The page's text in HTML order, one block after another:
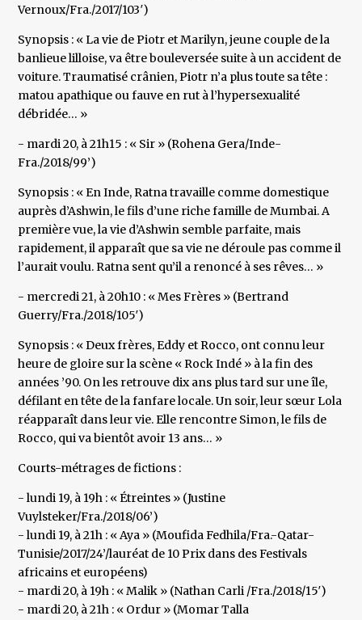
Vernoux/Fra./2017/103′)
Synopsis : « La vie de Piotr et Marilyn, jeune couple de la
banlieue lilloise, va être bouleversée suite à un accident de
voiture. Traumatisé crânien, Piotr n’a plus toute sa tête :
matou apathique ou fauve en rut à l’hypersexualité
débridée… »
- mardi 20, à 21h15 : « Sir » (Rohena Gera/Inde-
Fra./2018/99’)
Synopsis : « En Inde, Ratna travaille comme domestique
auprès d’Ashwin, le fils d’une riche famille de Mumbai. A
première vue, la vie d’Ashwin semble parfaite, mais
rapidement, il apparaît que sa vie ne déroule pas comme il
l’aurait voulu. Ratna sent qu’il a renoncé à ses rêves… »
- mercredi 21, à 20h10 : « Mes Frères » (Bertrand
Guerry/Fra./2018/105′)
Synopsis : « Deux frères, Eddy et Rocco, ont connu leur
heure de gloire sur la scène « Rock Indé » à la fin des
années ’90. On les retrouve dix ans plus tard sur une île,
défilant en tête de la fanfare locale. Un soir, leur sœur Lola
réapparaît dans leur vie. Elle rencontre Simon, le fils de
Rocco, qui va bientôt avoir 13 ans… »
Courts-métrages de fictions :
- lundi 19, à 19h : « Étreintes » (Justine
Vuylsteker/Fra./2018/06’)
- lundi 19, à 21h : « Aya » (Moufida Fedhila/Fra.-Qatar-
Tunisie/2017/24’/lauréat de 10 Prix dans des Festivals
africains et européens)
- mardi 20, à 19h : « Malik » (Nathan Carli /Fra./2018/15′)
- mardi 20, à 21h : « Ordur » (Momar Talla